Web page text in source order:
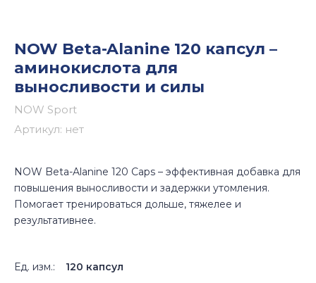
NOW Beta-Alanine 120 капсул –
аминокислота для
выносливости и силы
NOW Sport
Артикул: нет
NOW Beta-Alanine 120 Caps – эффективная добавка для
повышения выносливости и задержки утомления.
Помогает тренироваться дольше, тяжелее и
результативнее.
Ед. изм.: 120 капсул